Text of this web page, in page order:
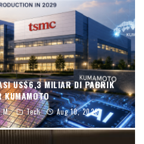
US$6,3 MILIAR DI PABRIK
KUMAMOTO
Tech Aug 10, 2026